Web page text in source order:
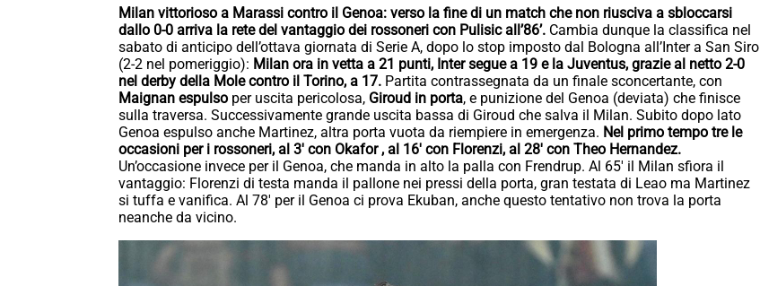
Milan vittorioso a Marassi contro il Genoa: verso la fine di un match che non riusciva a sbloccarsi
dallo 0-0 arriva la rete del vantaggio dei rossoneri con Pulisic all’86’. Cambia dunque la classifica nel
sabato di anticipo dell’ottava giornata di Serie A, dopo lo stop imposto dal Bologna all’Inter a San Siro
(2-2 nel pomeriggio): Milan ora in vetta a 21 punti, Inter segue a 19 e la Juventus, grazie al netto 2-0
nel derby della Mole contro il Torino, a 17. Partita contrassegnata da un finale sconcertante, con
Maignan espulso per uscita pericolosa, Giroud in porta, e punizione del Genoa (deviata) che finisce
sulla traversa. Successivamente grande uscita bassa di Giroud che salva il Milan. Subito dopo lato
Genoa espulso anche Martinez, altra porta vuota da riempiere in emergenza. Nel primo tempo tre le
occasioni per i rossoneri, al 3′ con Okafor , al 16′ con Florenzi, al 28′ con Theo Hernandez.
Un’occasione invece per il Genoa, che manda in alto la palla con Frendrup. Al 65′ il Milan sfiora il
vantaggio: Florenzi di testa manda il pallone nei pressi della porta, gran testata di Leao ma Martinez
si tuffa e vanifica. Al 78′ per il Genoa ci prova Ekuban, anche questo tentativo non trova la porta
neanche da vicino.